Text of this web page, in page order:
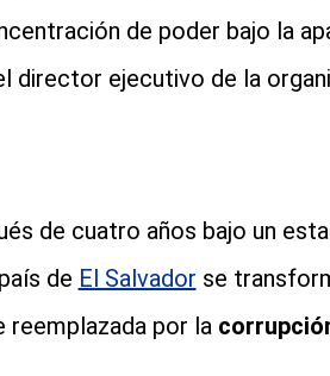
de poder bajo la
director ejecutivo de la
de cuatro años bajo un
de El Salvador se
reemplazada por la